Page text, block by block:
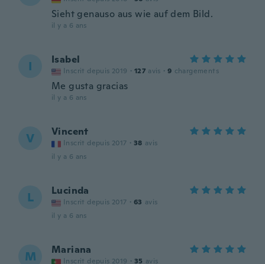
Sieht genauso aus wie auf dem Bild.
il y a 6 ans
I Isabel
Inscrit depuis 2019 · 127 avis · 9 chargements
Me gusta gracias
il y a 6 ans
V Vincent
Inscrit depuis 2017 · 38 avis
il y a 6 ans
L Lucinda
Inscrit depuis 2017 · 63 avis
il y a 6 ans
M Mariana
Inscrit depuis 2019 · 35 avis